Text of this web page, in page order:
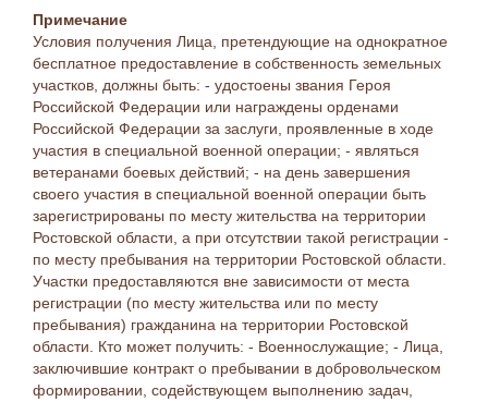
Примечание
Условия получения Лица, претендующие на однократное
бесплатное предоставление в собственность земельных
участков, должны быть: - удостоены звания Героя
Российской Федерации или награждены орденами
Российской Федерации за заслуги, проявленные в ходе
участия в специальной военной операции; - являться
ветеранами боевых действий; - на день завершения
своего участия в специальной военной операции быть
зарегистрированы по месту жительства на территории
Ростовской области, а при отсутствии такой регистрации -
по месту пребывания на территории Ростовской области.
Участки предоставляются вне зависимости от места
регистрации (по месту жительства или по месту
пребывания) гражданина на территории Ростовской
области. Кто может получить: - Военнослужащие; - Лица,
заключившие контракт о пребывании в добровольческом
формировании, содействующем выполнению задач,